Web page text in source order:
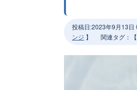
投稿日:2023年9月13日
ンジ 】 関連タグ ：【